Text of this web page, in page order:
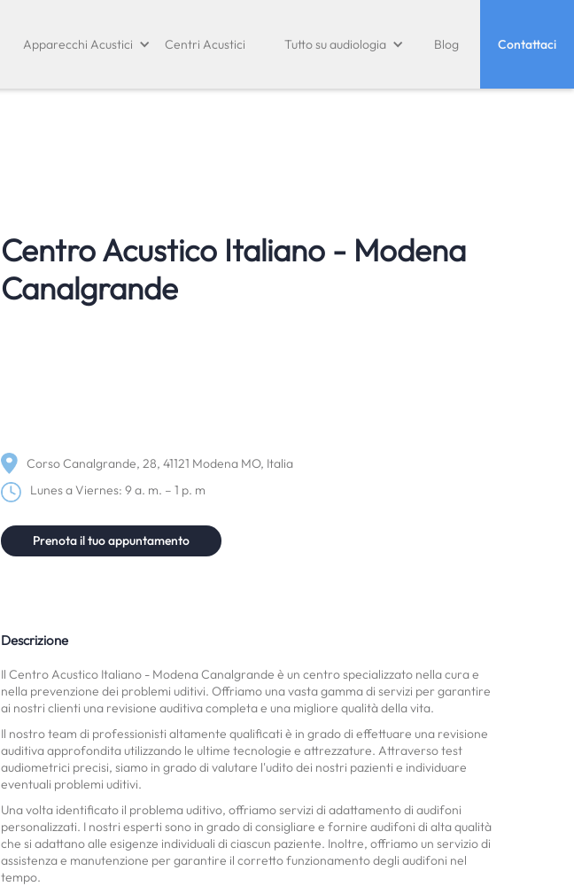
Apparecchi Acustici Centri Acustici Tutto su audiologia Blog Contattaci
Centro Acustico Italiano - Modena
Canalgrande
Corso Canalgrande, 28, 41121 Modena MO, Italia
Lunes a Viernes: 9 a. m. – 1 p. m
Prenota il tuo appuntamento
Descrizione
Il Centro Acustico Italiano - Modena Canalgrande è un centro specializzato nella cura e
nella prevenzione dei problemi uditivi. Offriamo una vasta gamma di servizi per garantire
ai nostri clienti una revisione auditiva completa e una migliore qualità della vita.
Il nostro team di professionisti altamente qualificati è in grado di effettuare una revisione
auditiva approfondita utilizzando le ultime tecnologie e attrezzature. Attraverso test
audiometrici precisi, siamo in grado di valutare l'udito dei nostri pazienti e individuare
eventuali problemi uditivi.
Una volta identificato il problema uditivo, offriamo servizi di adattamento di audifoni
personalizzati. I nostri esperti sono in grado di consigliare e fornire audifoni di alta qualità
che si adattano alle esigenze individuali di ciascun paziente. Inoltre, offriamo un servizio di
assistenza e manutenzione per garantire il corretto funzionamento degli audifoni nel
tempo.